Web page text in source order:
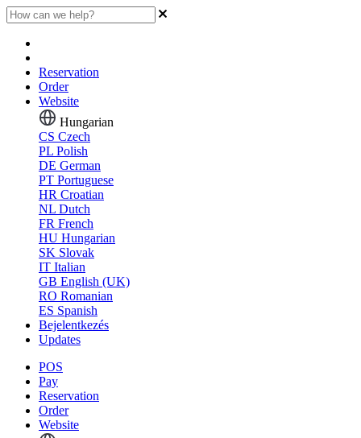
Reservation
Order
Website
Hungarian
CS Czech
PL Polish
DE German
PT Portuguese
HR Croatian
NL Dutch
FR French
HU Hungarian
SK Slovak
IT Italian
GB English (UK)
RO Romanian
ES Spanish
Bejelentkezés
Updates
POS
Pay
Reservation
Order
Website